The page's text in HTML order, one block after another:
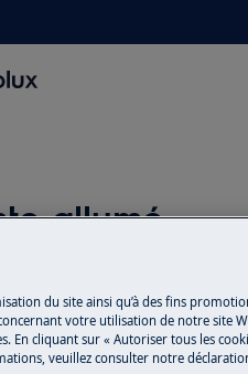
allumé
Pièces détachées
Trouvez dans notre
du site ainsi qu’à des fins
votre utilisation de notre site
En cliquant sur « Autoriser tous les
veuillez consulter notre